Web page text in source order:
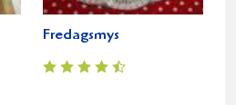
Fredagsmys